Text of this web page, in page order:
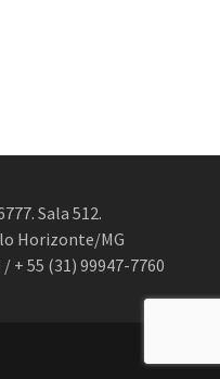
Sala 512.
Horizonte/MG
+ 55 (31) 99947-7760